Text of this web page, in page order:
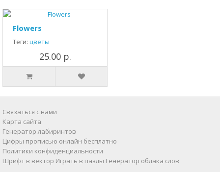
Flowers
Теги: цветы
25.00 р.
Связаться с нами
Карта сайта
Генератор лабиринтов
Цифры прописью онлайн бесплатно
Политики конфиденциальности
Шрифт в вектор Играть в пазлы Генератор облака слов